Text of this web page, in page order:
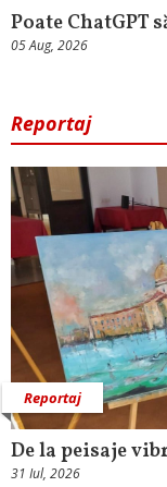
Poate ChatGPT
05 Aug, 2026
Reportaj
Reportaj
De la peisaje
31 Iul, 2026